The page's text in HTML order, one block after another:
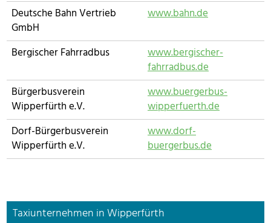
Deutsche Bahn Vertrieb
GmbH
www.bahn.de
Bergischer Fahrradbus
www.bergischer-
fahrradbus.de
Bürgerbusverein
Wipperfürth e.V.
www.buergerbus-
wipperfuerth.de
Dorf-Bürgerbusverein
Wipperfürth e.V.
www.dorf-
buergerbus.de
Taxiunternehmen in Wipperfürth